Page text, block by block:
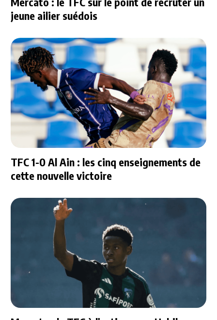
jeune ailier suédois
TFC 1-0 Al Ain : les cinq enseignements de
cette nouvelle victoire